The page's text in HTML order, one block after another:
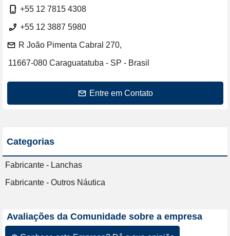
+55 12 7815 4308
+55 12 3887 5980
R João Pimenta Cabral 270,
11667-080 Caraguatatuba - SP - Brasil
Entre em Contato
Categorias
Fabricante - Lanchas
Fabricante - Outros Náutica
Avaliações da Comunidade sobre a empresa